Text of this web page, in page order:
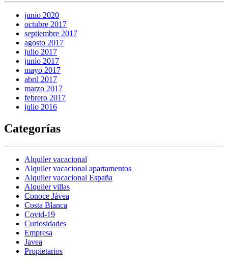
junio 2020
octubre 2017
septiembre 2017
agosto 2017
julio 2017
junio 2017
mayo 2017
abril 2017
marzo 2017
febrero 2017
julio 2016
Categorías
Alquiler vacacional
Alquiler vacacional apartamentos
Alquiler vacacional España
Alquiler villas
Conoce Jávea
Costa Blanca
Covid-19
Curiosidades
Empresa
Javea
Propietarios